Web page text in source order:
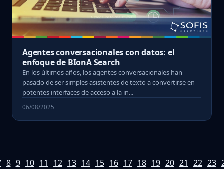
Agentes conversacionales con datos: el
enfoque de BIonA Search
En los últimos años, los agentes conversacionales han
pasado de ser simples asistentes de texto a convertirse en
potentes interfaces de acceso a la in...
06/08/2025
8 9 10 11 12 13 14 15 16 17 18 19 20 21 22 23